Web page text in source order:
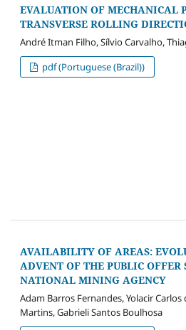
EVALUATION OF MECHANICAL
TRANSVERSE ROLLING
André Itman Filho, Sílvio Carvalho,
pdf (Portuguese (Brazil))
AVAILABILITY OF AREAS:
ADVENT OF THE PUBLIC
NATIONAL MINING AGENCY
Adam Barros Fernandes, Yolacir
Martins, Gabrieli Santos Boulhosa